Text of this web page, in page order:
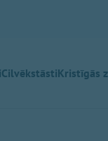
CilvēkstāstiKristīgās